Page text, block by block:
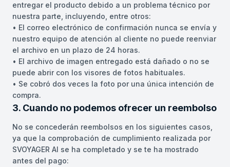
entregar el producto debido a un problema técnico por
nuestra parte, incluyendo, entre otros:
• El correo electrónico de confirmación nunca se envía y
nuestro equipo de atención al cliente no puede reenviar
el archivo en un plazo de 24 horas.
• El archivo de imagen entregado está dañado o no se
puede abrir con los visores de fotos habituales.
• Se cobró dos veces la foto por una única intención de
compra.
3. Cuando no podemos ofrecer un reembolso
No se concederán reembolsos en los siguientes casos,
ya que la comprobación de cumplimiento realizada por
SVOYAGER AI se ha completado y se te ha mostrado
antes del pago: